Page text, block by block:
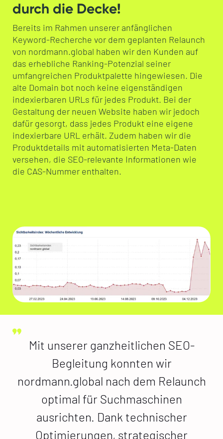
durch die Decke!
Bereits im Rahmen unserer anfänglichen
Keyword-Recherche vor dem geplanten Relaunch
von nordmann.global haben wir den Kunden auf
das erhebliche Ranking-Potenzial seiner
umfangreichen Produktpalette hingewiesen. Die
alte Domain bot noch keine eigenständigen
indexierbaren URLs für jedes Produkt. Bei der
Gestaltung der neuen Website haben wir jedoch
dafür gesorgt, dass jedes Produkt eine eigene
indexierbare URL erhält. Zudem haben wir die
Produktdetails mit automatisierten Meta-Daten
versehen, die SEO-relevante Informationen wie
die CAS-Nummer enthalten.
Mit unserer ganzheitlichen SEO-
Begleitung konnten wir
nordmann.global nach dem Relaunch
optimal für Suchmaschinen
ausrichten. Dank technischer
Optimierungen, strategischer